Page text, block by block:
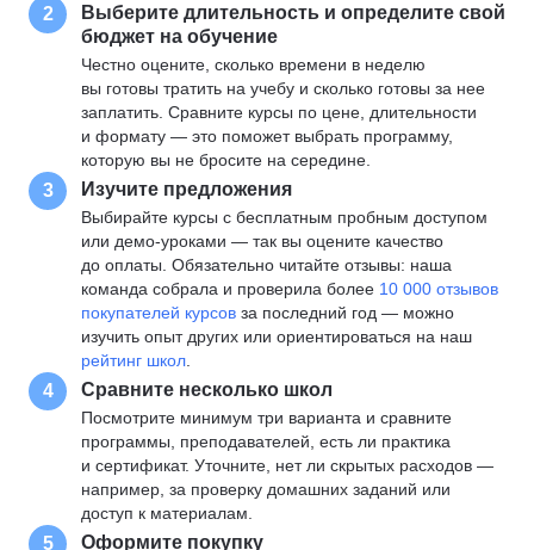
2
Выберите длительность и определите свой
бюджет на обучение
Честно оцените, сколько времени в неделю
вы готовы тратить на учебу и сколько готовы за нее
заплатить. Сравните курсы по цене, длительности
и формату — это поможет выбрать программу,
которую вы не бросите на середине.
3 Изучите предложения
Выбирайте курсы с бесплатным пробным доступом
или демо-уроками — так вы оцените качество
до оплаты. Обязательно читайте отзывы: наша
команда собрала и проверила более 10 000 отзывов
покупателей курсов за последний год — можно
изучить опыт других или ориентироваться на наш
рейтинг школ
4 Сравните несколько школ
Посмотрите минимум три варианта и сравните
программы, преподавателей, есть ли практика
и сертификат. Уточните, нет ли скрытых расходов —
например, за проверку домашних заданий или
доступ к материалам.
5 Оформите покупку